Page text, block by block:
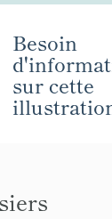
Besoin
sur cette